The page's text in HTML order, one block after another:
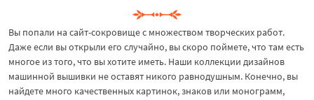
Вы попали на сайт-сокровище с множеством творческих работ.
Даже если вы открыли его случайно, вы скоро поймете, что там есть
многое из того, что вы хотите иметь. Наши коллекции дизайнов
машинной вышивки не оставят никого равнодушным. Конечно, вы
найдете много качественных картинок, знаков или монограмм,